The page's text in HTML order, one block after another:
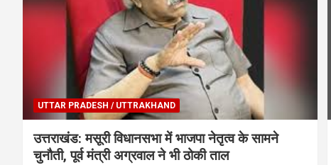
UTTAR PRADESH / UTTRAKHAND
उत्तराखंड: मसूरी विधानसभा में भाजपा नेतृत्व के सामने
चुनौती, पूर्व मंत्री अग्रवाल ने भी ठोकी ताल